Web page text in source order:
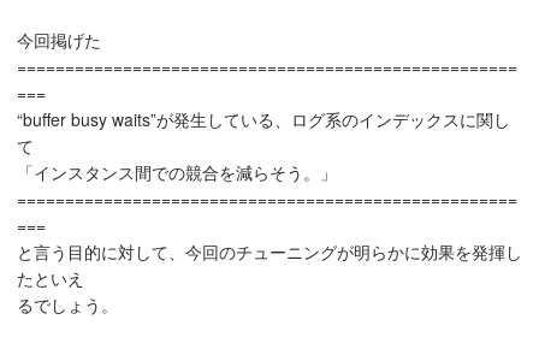
今回掲げた
====================================================
===
“buffer busy waits”が発生している、ログ系のインデックスに関し
て
「インスタンス間での競合を減らそう。」
====================================================
===
と言う目的に対して、今回のチューニングが明らかに効果を発揮し
たといえ
るでしょう。